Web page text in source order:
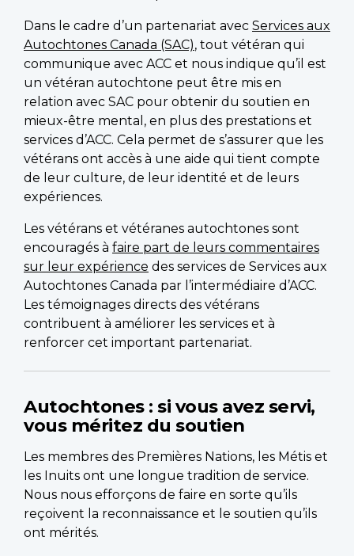
Dans le cadre d’un partenariat avec Services aux
Autochtones Canada (SAC), tout vétéran qui
communique avec ACC et nous indique qu’il est
un vétéran autochtone peut être mis en
relation avec SAC pour obtenir du soutien en
mieux-être mental, en plus des prestations et
services d’ACC. Cela permet de s’assurer que les
vétérans ont accès à une aide qui tient compte
de leur culture, de leur identité et de leurs
expériences.
Les vétérans et vétéranes autochtones sont
encouragés à faire part de leurs commentaires
sur leur expérience des services de Services aux
Autochtones Canada par l’intermédiaire d’ACC.
Les témoignages directs des vétérans
contribuent à améliorer les services et à
renforcer cet important partenariat.
Autochtones : si vous avez servi,
vous méritez du soutien
Les membres des Premières Nations, les Métis et
les Inuits ont une longue tradition de service.
Nous nous efforçons de faire en sorte qu’ils
reçoivent la reconnaissance et le soutien qu’ils
ont mérités.